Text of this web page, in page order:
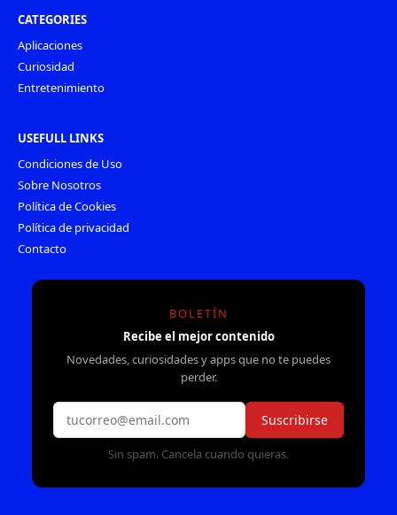
CATEGORIES
Aplicaciones
Curiosidad
Entretenimiento
USEFULL LINKS
Condiciones de Uso
Sobre Nosotros
Política de Cookies
Política de privacidad
Contacto
BOLETÍN
Recibe el mejor contenido
Novedades, curiosidades y apps que no te puedes
perder.
Suscribirse
Sin spam. Cancela cuando quieras.